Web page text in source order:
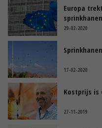
Europa
29-02-2020
17-02-2020
Kostprijs is
27-11-2019